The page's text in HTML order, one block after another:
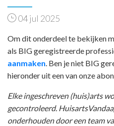
04 jul 2025
Om dit onderdeel te bekijken
als BIG geregistreerde
aanmaken. Ben je niet BIG
hieronder uit een van onze
Elke ingeschreven (huis)arts
gecontroleerd.
onderhouden door een team